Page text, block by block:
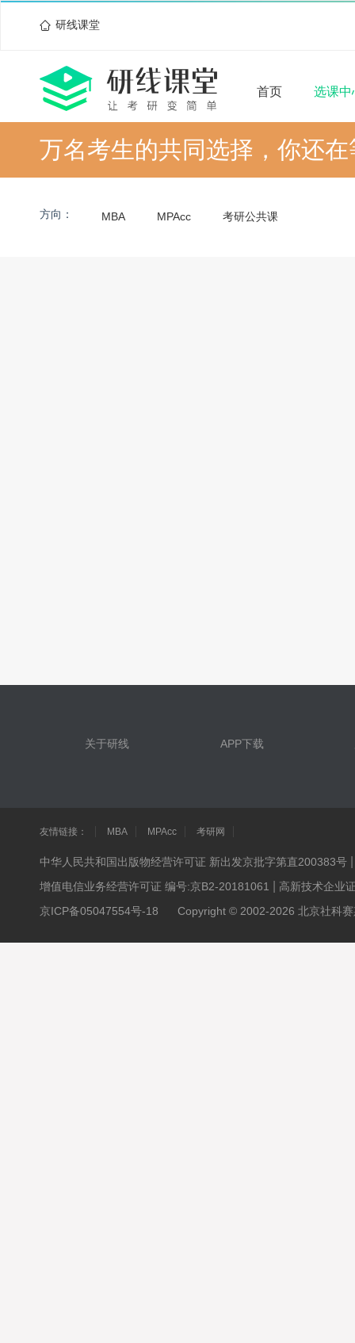
研线课堂
首页 选课中
万名考生的共同选择，你还
方向： MBA MPAcc 考研公共课
关于研线 APP下载
友情链接： MBA MPAcc 考研网
中华人民共和国出版物经营许可证 新出发京批字第直200383号
增值电信业务经营许可证 编号:京B2-20181061
高新技术企业
京ICP备05047554号-18
Copyright © 2002-2026 北京社科